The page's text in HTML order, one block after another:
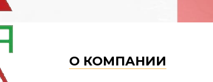
О КОМПАНИИ